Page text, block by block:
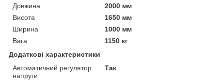
Довжина
2000 мм
Висота
1650 мм
Ширина
1000 мм
Вага
1150 кг
Додаткові характеристики
Автоматичний регулятор
напруги
Так